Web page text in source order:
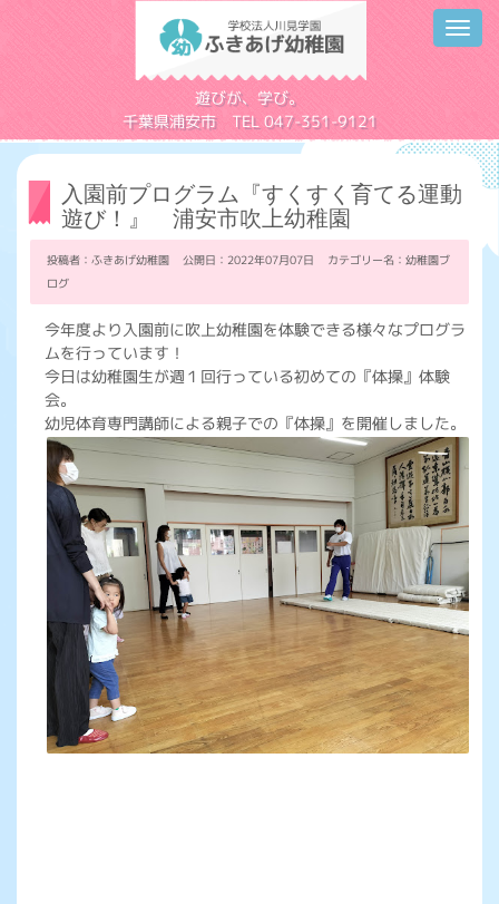
遊びが、学び。
千葉県浦安市 TEL 047-351-9121
入園前プログラム『すくすく育てる運動
遊び！』 浦安市吹上幼稚園
投稿者：ふきあげ幼稚園 公開日：2022年07月07日 カテゴリー名： 幼稚園ブ
ログ
今年度より入園前に吹上幼稚園を体験できる様々なプログラ
ムを行っています！
今日は幼稚園生が週１回行っている初めての『体操』体験
会。
幼児体育専門講師による親子での『体操』を開催しました。